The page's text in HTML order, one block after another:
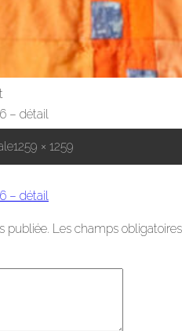
– détail
1259 × 1259
– détail
publiée. Les champs obligatoires